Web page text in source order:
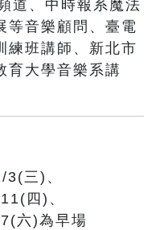
道、中時報系魔法
等音樂顧問、臺電
練班講師、新北市
育大學音樂系講
3(三)、
四)、
六)為早場